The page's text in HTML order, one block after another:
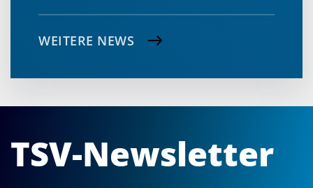
WEITERE NEWS
TSV-Newsletter